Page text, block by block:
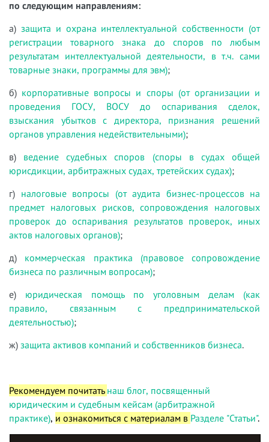
по следующим направлениям:
а) защита и охрана интеллектуальной собственности (от
регистрации товарного знака до споров по любым
результатам интеллектуальной деятельности, в т.ч. сами
товарные знаки, программы для эвм);
б) корпоративные вопросы и споры (от организации и
проведения ГОСУ, ВОСУ до оспаривания сделок,
взыскания убытков с директора, признания решений
органов управления недействительными);
в) ведение судебных споров (споры в судах общей
юрисдикции, арбитражных судах, третейских судах);
г) налоговые вопросы (от аудита бизнес-процессов на
предмет налоговых рисков, сопровождения налоговых
проверок до оспаривания результатов проверок, иных
актов налоговых органов);
д) коммерческая практика (правовое сопровождение
бизнеса по различным вопросам);
е) юридическая помощь по уголовным делам (как
правило, связанным с предпринимательской
деятельностью);
ж) защита активов компаний и собственников бизнеса.
Рекомендуем почитать наш блог, посвященный
юридическим и судебным кейсам (арбитражной
практике), и ознакомиться с материалам в Разделе "Статьи".